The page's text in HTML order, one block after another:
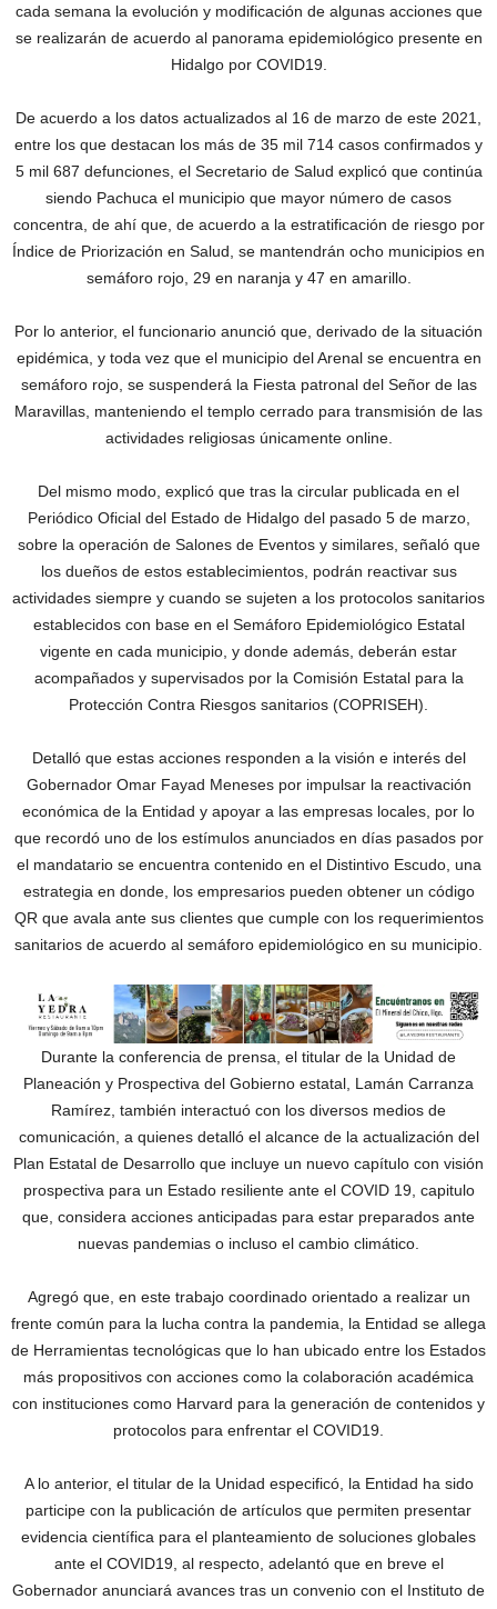
cada semana la evolución y modificación de algunas acciones que
se realizarán de acuerdo al panorama epidemiológico presente en
Hidalgo por COVID19.
De acuerdo a los datos actualizados al 16 de marzo de este 2021,
entre los que destacan los más de 35 mil 714 casos confirmados y
5 mil 687 defunciones, el Secretario de Salud explicó que continúa
siendo Pachuca el municipio que mayor número de casos
concentra, de ahí que, de acuerdo a la estratificación de riesgo por
Índice de Priorización en Salud, se mantendrán ocho municipios en
semáforo rojo, 29 en naranja y 47 en amarillo.
Por lo anterior, el funcionario anunció que, derivado de la situación
epidémica, y toda vez que el municipio del Arenal se encuentra en
semáforo rojo, se suspenderá la Fiesta patronal del Señor de las
Maravillas, manteniendo el templo cerrado para transmisión de las
actividades religiosas únicamente online.
Del mismo modo, explicó que tras la circular publicada en el
Periódico Oficial del Estado de Hidalgo del pasado 5 de marzo,
sobre la operación de Salones de Eventos y similares, señaló que
los dueños de estos establecimientos, podrán reactivar sus
actividades siempre y cuando se sujeten a los protocolos sanitarios
establecidos con base en el Semáforo Epidemiológico Estatal
vigente en cada municipio, y donde además, deberán estar
acompañados y supervisados por la Comisión Estatal para la
Protección Contra Riesgos sanitarios (COPRISEH).
Detalló que estas acciones responden a la visión e interés del
Gobernador Omar Fayad Meneses por impulsar la reactivación
económica de la Entidad y apoyar a las empresas locales, por lo
que recordó uno de los estímulos anunciados en días pasados por
el mandatario se encuentra contenido en el Distintivo Escudo, una
estrategia en donde, los empresarios pueden obtener un código
QR que avala ante sus clientes que cumple con los requerimientos
sanitarios de acuerdo al semáforo epidemiológico en su municipio.
Durante la conferencia de prensa, el titular de la Unidad de
Planeación y Prospectiva del Gobierno estatal, Lamán Carranza
Ramírez, también interactuó con los diversos medios de
comunicación, a quienes detalló el alcance de la actualización del
Plan Estatal de Desarrollo que incluye un nuevo capítulo con visión
prospectiva para un Estado resiliente ante el COVID 19, capitulo
que, considera acciones anticipadas para estar preparados ante
nuevas pandemias o incluso el cambio climático.
Agregó que, en este trabajo coordinado orientado a realizar un
frente común para la lucha contra la pandemia, la Entidad se allega
de Herramientas tecnológicas que lo han ubicado entre los Estados
más propositivos con acciones como la colaboración académica
con instituciones como Harvard para la generación de contenidos y
protocolos para enfrentar el COVID19.
A lo anterior, el titular de la Unidad especificó, la Entidad ha sido
participe con la publicación de artículos que permiten presentar
evidencia científica para el planteamiento de soluciones globales
ante el COVID19, al respecto, adelantó que en breve el
Gobernador anunciará avances tras un convenio con el Instituto de